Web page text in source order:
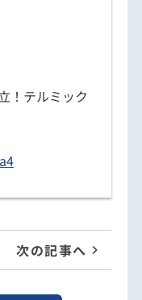
！テルミック
次の記事へ